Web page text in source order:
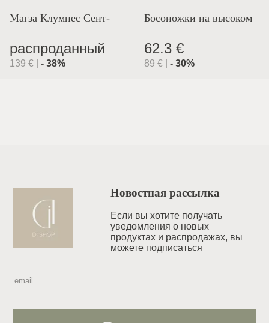
Магза Клумпес Сент-
распроданный
139€ - 38%
Босоножки на высоком
каблуке
62.3 €
89€ - 30%
Новостная рассылка
Если вы хотите получать
уведомления o новых
продуктах и распродажах, вы
можете подписаться